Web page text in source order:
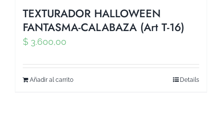
TEXTURADOR HALLOWEEN
FANTASMA-CALABAZA (Art T-16)
$ 3.600,00
Añadir al carrito Details